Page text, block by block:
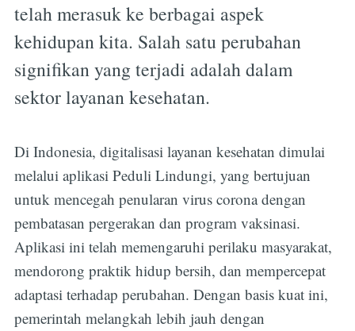
telah merasuk ke berbagai aspek
kehidupan kita. Salah satu perubahan
signifikan yang terjadi adalah dalam
sektor layanan kesehatan.
Di Indonesia, digitalisasi layanan kesehatan dimulai
melalui aplikasi Peduli Lindungi, yang bertujuan
untuk mencegah penularan virus corona dengan
pembatasan pergerakan dan program vaksinasi.
Aplikasi ini telah memengaruhi perilaku masyarakat,
mendorong praktik hidup bersih, dan mempercepat
adaptasi terhadap perubahan. Dengan basis kuat ini,
pemerintah melangkah lebih jauh dengan